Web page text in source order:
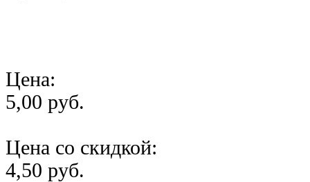
Цена:
5,00 руб.
Цена со скидкой:
4,50 руб.